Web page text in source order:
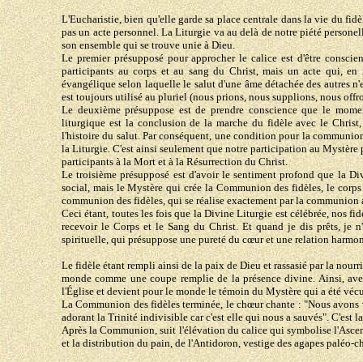
L'Eucharistie, bien qu'elle garde sa place centrale dans la vie du
pas un acte personnel. La Liturgie va au delà de notre piété
son ensemble qui se trouve unie à Dieu.
Le premier présupposé pour approcher le calice est d'être
participants au corps et au sang du Christ, mais un acte qui,
évangélique selon laquelle le salut d'une âme détachée des autres
est toujours utilisé au pluriel (nous prions, nous supplions, nous
Le deuxième présuppose est de prendre conscience que le
liturgique est la conclusion de la marche du fidèle avec le
l'histoire du salut. Par conséquent, une condition pour la
la Liturgie. C'est ainsi seulement que notre participation au
participants à la Mort et à la Résurrection du Christ.
Le troisième présupposé est d'avoir le sentiment profond que la
social, mais le Mystère qui crée la Communion des fidèles, le
communion des fidèles, qui se réalise exactement par la communion
Ceci étant, toutes les fois que la Divine Liturgie est célébrée, nos
recevoir le Corps et le Sang du Christ. Et quand je dis prêts, je
spirituelle, qui présuppose une pureté du cœur et une relation
Le fidèle étant rempli ainsi de la paix de Dieu et rassasié par la
monde comme une coupe remplie de la présence divine. Ainsi,
l'Église et devient pour le monde le témoin du Mystère qui a été
La Communion des fidèles terminée, le chœur chante : "Nous
adorant la Trinité indivisible car c'est elle qui nous a sauvés". C'est
Après la Communion, suit l'élévation du calice qui symbolise
et la distribution du pain, de l'Antidoron, vestige des agapes paléo-